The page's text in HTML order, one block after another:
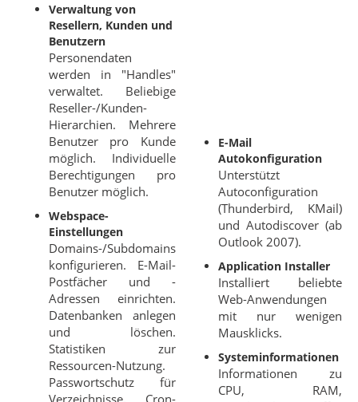
Verwaltung von
Resellern, Kunden und
Benutzern
Personendaten
werden in "Handles"
verwaltet. Beliebige
Reseller-/Kunden-
Hierarchien. Mehrere
Benutzer pro Kunde
möglich. Individuelle
Berechtigungen pro
Benutzer möglich.
Webspace-
Einstellungen
Domains-/Subdomains
konfigurieren. E-Mail-
Postfächer und -
Adressen einrichten.
Datenbanken anlegen
und löschen.
Statistiken zur
Ressourcen-Nutzung.
Passwortschutz für
Verzeichnisse. Cron-
E-Mail
Autokonfiguration
Unterstützt
Autoconfiguration
(Thunderbird, KMail)
und Autodiscover (ab
Outlook 2007).
Application Installer
Installiert beliebte
Web-Anwendungen
mit nur wenigen
Mausklicks.
Systeminformationen
Informationen zu
CPU, RAM,